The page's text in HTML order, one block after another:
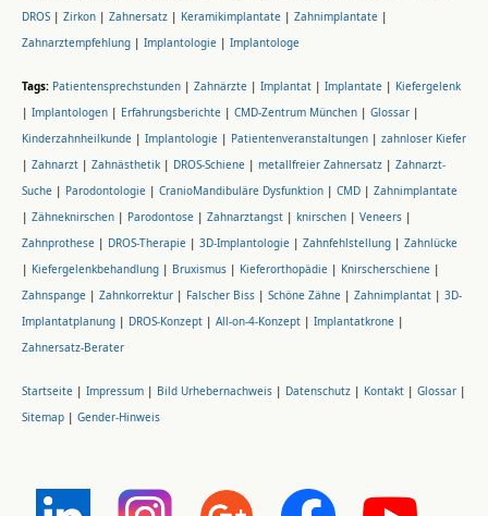
DROS | Zirkon | Zahnersatz | Keramikimplantate | Zahnimplantate |
Zahnarztempfehlung | Implantologie | Implantologe
Tags: Patientensprechstunden | Zahnärzte | Implantat | Implantate | Kiefergelenk
| Implantologen | Erfahrungsberichte | CMD-Zentrum München | Glossar |
Kinderzahnheilkunde | Implantologie | Patientenveranstaltungen | zahnloser Kiefer
| Zahnarzt | Zahnästhetik | DROS-Schiene | metallfreier Zahnersatz | Zahnarzt-
Suche | Parodontologie | CranioMandibuläre Dysfunktion | CMD | Zahnimplantate
| Zähneknirschen | Parodontose | Zahnarztangst | knirschen | Veneers |
Zahnprothese | DROS-Therapie | 3D-Implantologie | Zahnfehlstellung | Zahnlücke
| Kiefergelenkbehandlung | Bruxismus | Kieferorthopädie | Knirscherschiene |
Zahnspange | Zahnkorrektur | Falscher Biss | Schöne Zähne | Zahnimplantat | 3D-
Implantatplanung | DROS-Konzept | All-on-4-Konzept | Implantatkrone |
Zahnersatz-Berater
Startseite | Impressum | Bild Urhebernachweis | Datenschutz | Kontakt | Glossar |
Sitemap | Gender-Hinweis